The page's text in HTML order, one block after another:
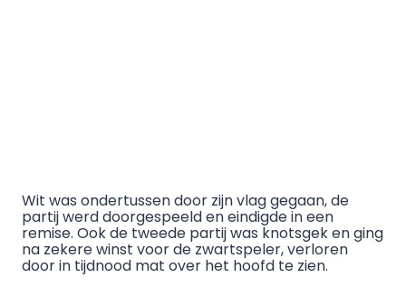
Wit was ondertussen door zijn vlag gegaan, de
partij werd doorgespeeld en eindigde in een
remise. Ook de tweede partij was knotsgek en ging
na zekere winst voor de zwartspeler, verloren
door in tijdnood mat over het hoofd te zien.